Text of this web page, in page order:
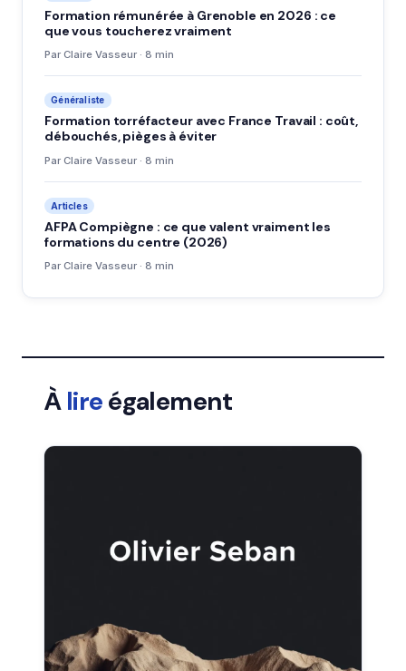
Formation rémunérée à Grenoble en 2026 : ce
que vous toucherez vraiment
Par Claire Vasseur · 8 min
Généraliste
Formation torréfacteur avec France Travail : coût,
débouchés, pièges à éviter
Par Claire Vasseur · 8 min
Articles
AFPA Compiègne : ce que valent vraiment les
formations du centre (2026)
Par Claire Vasseur · 8 min
Àlireégalement